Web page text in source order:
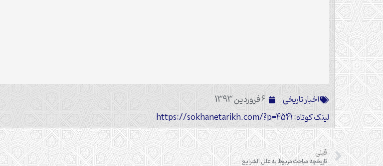
اخبار تاریخی
6 فروردین 1393
لینک کوتاه: https://sokhanetarikh.com/?p=4541
قبلی
تاریخچه مباحث مربوط به علل الشرایع